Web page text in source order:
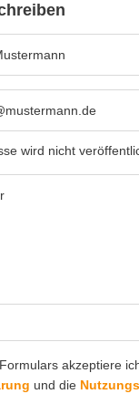
wird nicht
akzeptiere
und die